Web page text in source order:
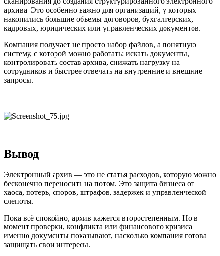
архива. Это особенно важно для организаций, у которых
накопились большие объемы договоров, бухгалтерских,
кадровых, юридических или управленческих документов.
Компания получает не просто набор файлов, а понятную
систему, с которой можно работать: искать документы,
контролировать состав архива, снижать нагрузку на
сотрудников и быстрее отвечать на внутренние и внешние
запросы.
Вывод
Электронный архив — это не статья расходов, которую можно
бесконечно переносить на потом. Это защита бизнеса от
хаоса, потерь, споров, штрафов, задержек и управленческой
слепоты.
Пока всё спокойно, архив кажется второстепенным. Но в
момент проверки, конфликта или финансового кризиса
именно документы показывают, насколько компания готова
защищать свои интересы.